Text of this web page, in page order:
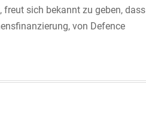
sich bekannt zu geben,
von Defence